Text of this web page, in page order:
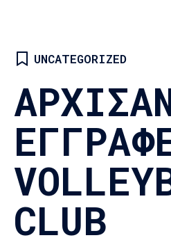
UNCATEGORIZED
CLUB